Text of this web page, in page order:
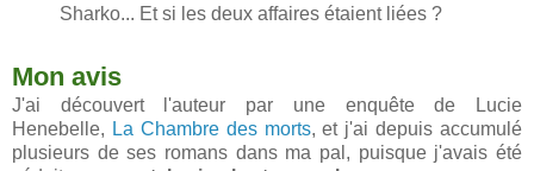
Sharko... Et si les deux affaires étaient liées ?
Mon avis
J'ai découvert l'auteur par une enquête de Lucie
Henebelle, La Chambre des morts, et j'ai depuis accumulé
plusieurs de ses romans dans ma pal, puisque j'avais été